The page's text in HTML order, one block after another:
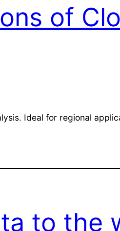
of
Ideal for regional
to the